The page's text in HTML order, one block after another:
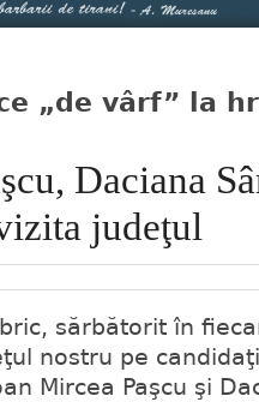
„de vârf” la
Daciana
judeţul
sărbătorit în
nostru pe
Mircea Paşcu şi